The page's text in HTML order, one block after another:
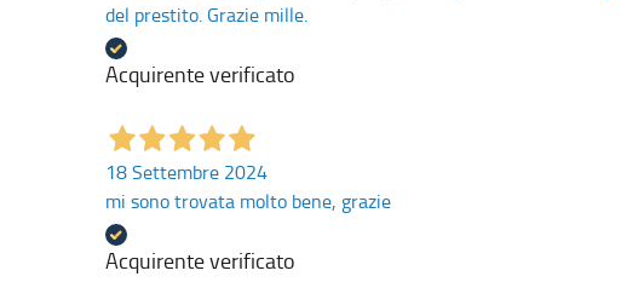
del prestito. Grazie mille.
Acquirente verificato
18 Settembre 2024
mi sono trovata molto bene, grazie
Acquirente verificato